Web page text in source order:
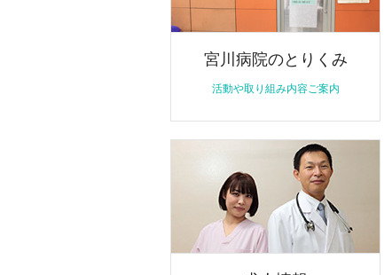
宮川病院のとりくみ
活動や取り組み内容ご案内